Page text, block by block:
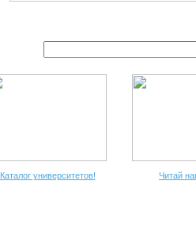
Каталог университетов! Читай